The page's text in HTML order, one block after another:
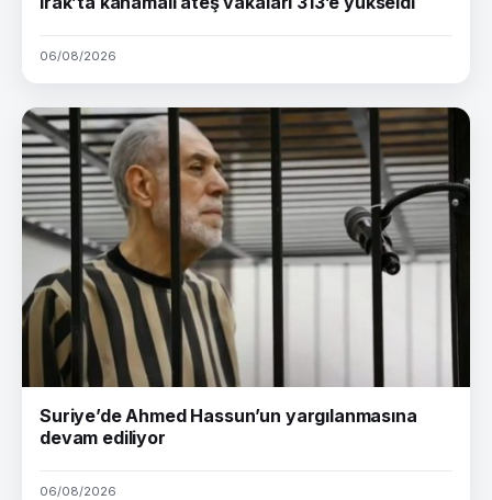
06/08/2026
Suriye’de Ahmed Hassun’un yargılanmasına
devam ediliyor
06/08/2026